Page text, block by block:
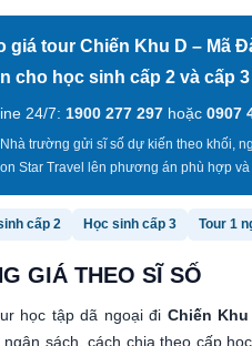
giá tour Chiến Khu D – Mã
cho học sinh cấp 2 và cấp
24/7: 1900 277 297 hoặc 0907
trường gửi sĩ số dự kiến theo khối,
Star Travel lên phương án phù hợp
cấp 2 Học sinh cấp 3 Tour 1
GIÁ THEO SĨ SỐ
học tập dã ngoại đi Chiến
ngân sách, cách chia theo cấp